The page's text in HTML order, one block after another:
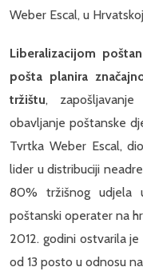
Weber Escal, u
Liberalizacijom
pošta planira
tržištu,
obavljanje poštanske
Tvrtka Weber Escal,
lider u distribuciji
80% tržišnog udjela
poštanski operater na
2012. godini ostvarila
od 13 posto u odnosu